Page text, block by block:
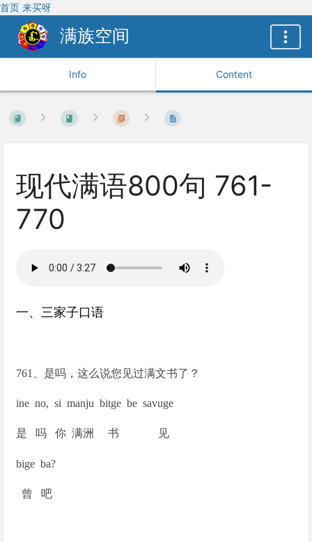
首页 来买呀
满族空间
Info Content
现代满语800句 761-
770
一、三家子口语
761 、是吗，这么说您见过满文书了？
ine no, si manju bitge be savuge
是 吗 你 满洲 书 见
bige ba?
曾 吧